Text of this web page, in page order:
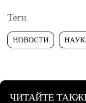
Теги
НОВОСТИ
ЧИТАЙТЕ